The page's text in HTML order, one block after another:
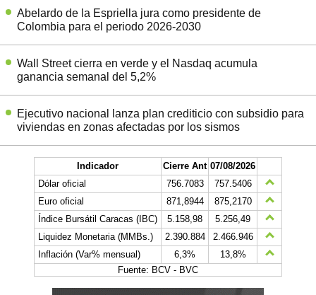
Abelardo de la Espriella jura como presidente de
Colombia para el periodo 2026-2030
Wall Street cierra en verde y el Nasdaq acumula
ganancia semanal del 5,2%
Ejecutivo nacional lanza plan crediticio con subsidio para
viviendas en zonas afectadas por los sismos
Indicador Cierre Ant 07/08/2026
Dólar oficial
756.7083
757.5406
Euro oficial
871,8944
875,2170
Índice Bursátil Caracas (IBC)
5.158,98
5.256,49
Liquidez Monetaria (MMBs.)
2.390.884
2.466.946
Inflación (Var% mensual)
6,3%
13,8%
Fuente: BCV - BVC